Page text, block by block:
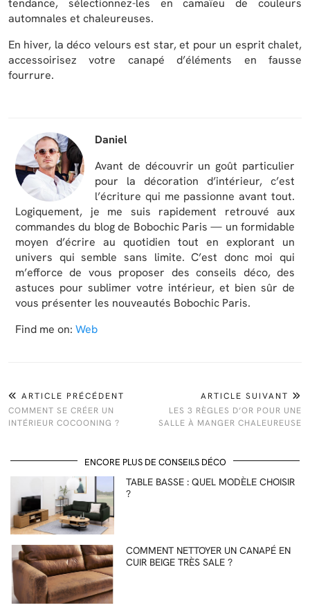
automnales et chaleureuses.
En hiver, la déco velours est star, et pour un esprit chalet,
accessoirisez votre canapé d’éléments en fausse
fourrure.
Daniel
Avant de découvrir un goût particulier
pour la décoration d’intérieur, c’est
l’écriture qui me passionne avant tout.
Logiquement, je me suis rapidement retrouvé aux
commandes du blog de Bobochic Paris — un formidable
moyen d’écrire au quotidien tout en explorant un
univers qui semble sans limite. C’est donc moi qui
m’efforce de vous proposer des conseils déco, des
astuces pour sublimer votre intérieur, et bien sûr de
vous présenter les nouveautés Bobochic Paris.
Find me on: Web
ARTICLE PRÉCÉDENT
COMMENT SE CRÉER UN
INTÉRIEUR COCOONING ?
ARTICLE SUIVANT
LES 3 RÈGLES D’OR POUR UNE
SALLE À MANGER CHALEUREUSE
ENCORE PLUS DE CONSEILS DÉCO
TABLE BASSE : QUEL MODÈLE CHOISIR
?
COMMENT NETTOYER UN CANAPÉ EN
CUIR BEIGE TRÈS SALE ?